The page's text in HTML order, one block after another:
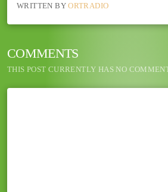
WRITTEN BYORTRADIO
COMMENTS
THIS POST CURRENTLY HAS NO